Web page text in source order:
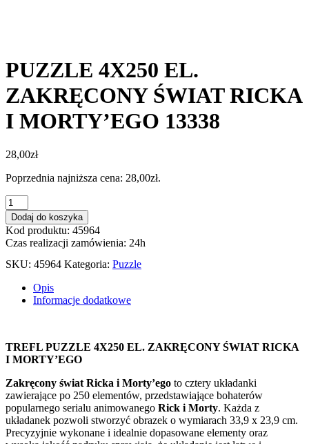
PUZZLE 4X250 EL.
ZAKRĘCONY ŚWIAT RICKA
I MORTY’EGO 13338
28,00zł
Poprzednia najniższa cena: 28,00zł.
ilość
PUZZLE
4X250
EL.
ZAKRĘCONY
ŚWIAT
MORTY'EGO
Dodaj do koszyka
Kod produktu: 45964
Czas realizacji zamówienia: 24h
SKU: 45964 Kategoria: Puzzle
Opis
Informacje dodatkowe
TREFL PUZZLE 4X250 EL. ZAKRĘCONY ŚWIAT RICKA
I MORTY’EGO
Zakręcony świat Ricka i Morty’ego to cztery układanki
zawierające po 250 elementów, przedstawiające bohaterów
popularnego serialu animowanego Rick i Morty. Każda z
układanek pozwoli stworzyć obrazek o wymiarach 33,9 x 23,9 cm.
Precyzyjnie wykonane i idealnie dopasowane elementy oraz